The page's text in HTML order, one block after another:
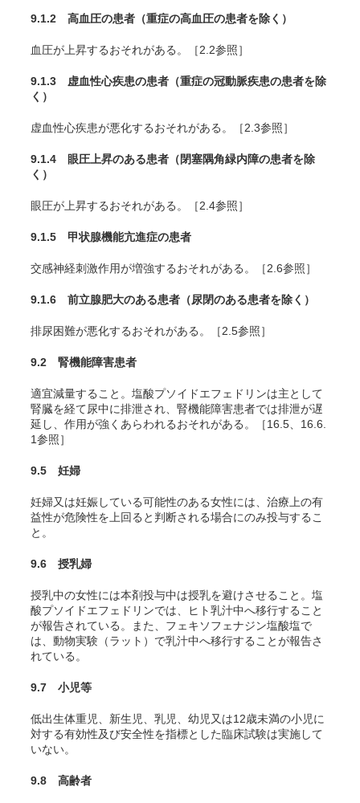
9.1.2 高血圧の患者 （重症の高血圧の患者を除く）
血圧が上昇するおそれがある。［2.2参照］
9.1.3 虚血性心疾患の患者 （重症の冠動脈疾患の患者を除
く）
虚血性心疾患が悪化するおそれがある。［2.3参照］
9.1.4 眼圧上昇のある患者 （閉塞隅角緑内障の患者を除
く）
眼圧が上昇するおそれがある。［2.4参照］
9.1.5 甲状腺機能亢進症の患者
交感神経刺激作用が増強するおそれがある。［2.6参照］
9.1.6 前立腺肥大のある患者 （尿閉のある患者を除く）
排尿困難が悪化するおそれがある。［2.5参照］
9.2 腎機能障害患者
適宜減量すること。塩酸プソイドエフェドリンは主として
腎臓を経て尿中に排泄され、腎機能障害患者では排泄が遅
延し、作用が強くあらわれるおそれがある。［16.5、16.6.
1参照］
9.5 妊婦
妊婦又は妊娠している可能性のある女性には、治療上の有
益性が危険性を上回ると判断される場合にのみ投与するこ
と。
9.6 授乳婦
授乳中の女性には本剤投与中は授乳を避けさせること。塩
酸プソイドエフェドリンでは、ヒト乳汁中へ移行すること
が報告されている。また、フェキソフェナジン塩酸塩で
は、動物実験（ラット）で乳汁中へ移行することが報告さ
れている。
9.7 小児等
低出生体重児、新生児、乳児、幼児又は12歳未満の小児に
対する有効性及び安全性を指標とした臨床試験は実施して
いない。
9.8 高齢者